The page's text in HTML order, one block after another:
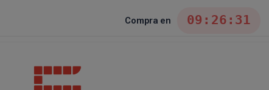
Compra en 09:26:29